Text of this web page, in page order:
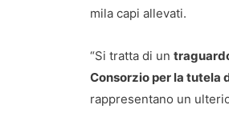
mila capi allevati.
“Si tratta di un
Consorzio per la tutela
rappresentano un